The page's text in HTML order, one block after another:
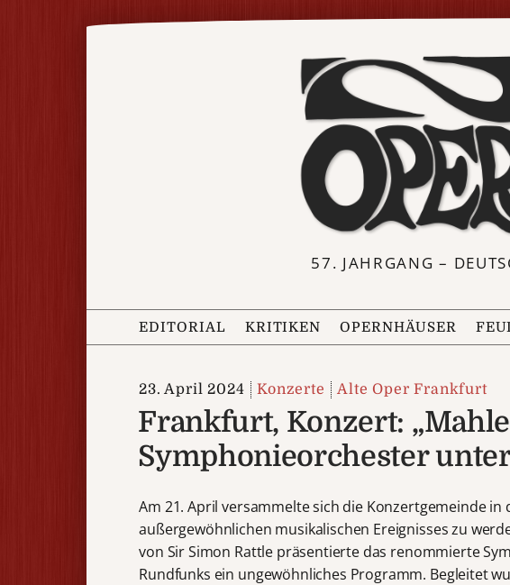
57. JAHRGANG –
EDITORIAL KRITIKEN OPERNHÄUSER
23. April 2024 Konzerte Alte Oper Frankfurt
Frankfurt, Konzert:
Symphonieorchester
Am 21. April versammelte sich die Konzertgemeinde
außergewöhnlichen musikalischen Ereignisses zu
von Sir Simon Rattle präsentierte das renommierte
Rundfunks ein ungewöhnliches Programm. Begleitet